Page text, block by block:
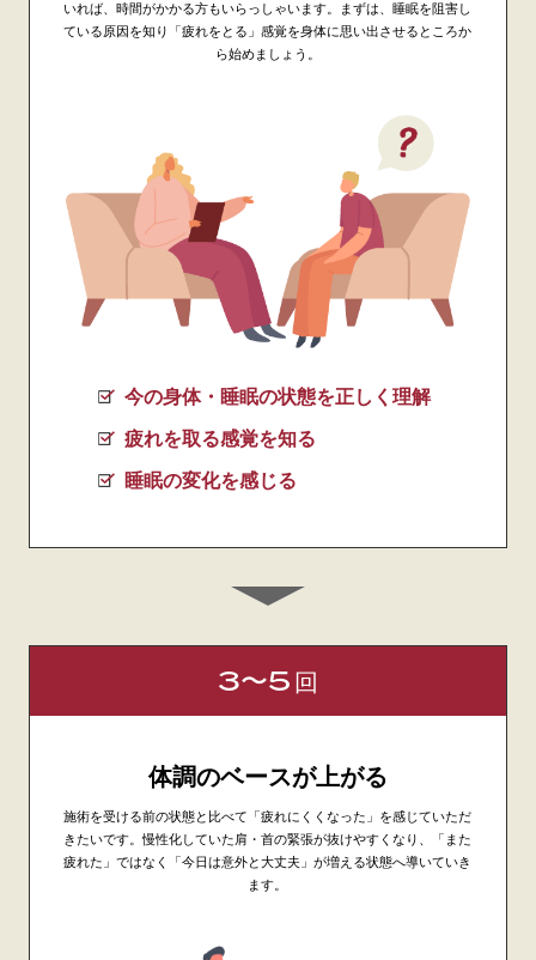
いれば、時間がかかる方もいらっしゃいます。まずは、睡眠を阻害し
ている原因を知り「疲れをとる」感覚を身体に思い出させるところか
ら始めましょう。
今の身体・睡眠の状態を正しく理解
疲れを取る感覚を知る
睡眠の変化を感じる
3〜5 回
体調のベースが上がる
施術を受ける前の状態と比べて「疲れにくくなった」を感じていただ
きたいです。慢性化していた肩・首の緊張が抜けやすくなり、「また
疲れた」ではなく「今日は意外と大丈夫」が増える状態へ導いていき
ます。